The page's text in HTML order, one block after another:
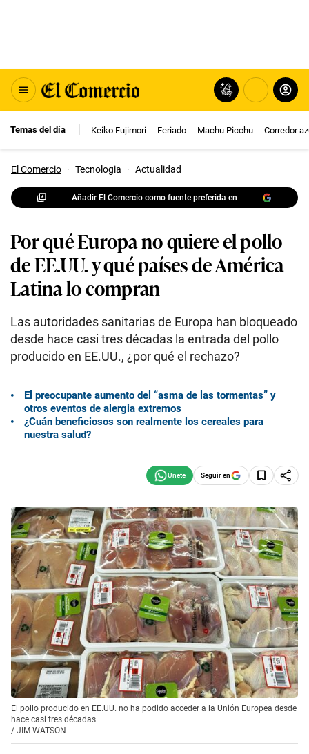
Temas del día Keiko Fujimori Feriado Machu Picchu Corredor
El Comercio · Tecnologia · Actualidad
Añadir El Comercio como fuente preferida en
Por qué Europa no quiere el pollo
de EE.UU. y qué países de América
Latina lo compran
Las autoridades sanitarias de Europa han bloqueado
desde hace casi tres décadas la entrada del pollo
producido en EE.UU., ¿por qué el rechazo?
El preocupante aumento del “asma de las tormentas” y
otros eventos de alergia extremos
¿Cuán beneficiosos son realmente los cereales para
nuestra salud?
Seguir en
El pollo producido en EE.UU. no ha podido acceder a la Unión Europea desde
hace casi tres décadas.
/ JIM WATSON